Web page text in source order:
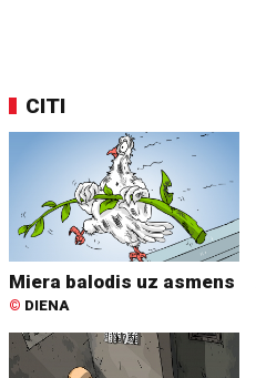
CITI
Miera balodis uz asmens
© DIENA